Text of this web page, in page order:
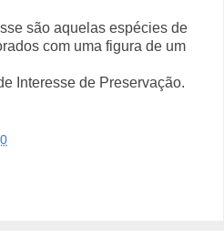
são aquelas espécies de
com uma figura de um
Interesse de Preservação.